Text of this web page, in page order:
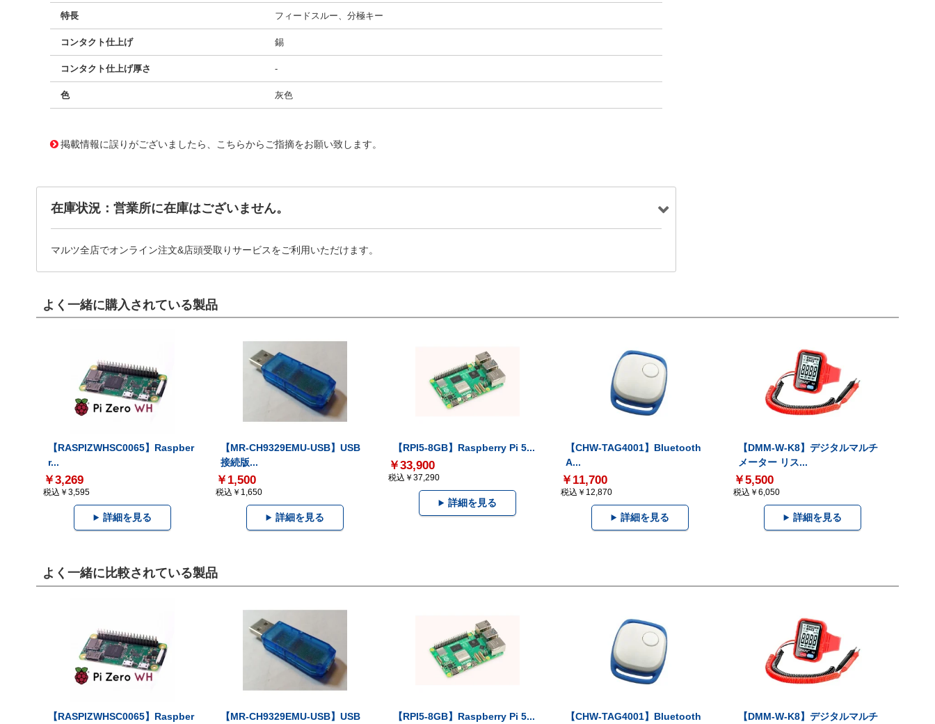
特長 フィードスルー、分極キー
コンタクト仕上げ 錫
コンタクト仕上げ厚さ -
色 灰色
掲載情報に誤りがございましたら、こちらからご指摘をお願い致します。
在庫状況：営業所に在庫はございません。
マルツ全店でオンライン注文&店頭受取りサービスをご利用いただけます。
よく一緒に購入されている製品
【RASPIZWHSC0065】Raspber
r...
￥3,269
税込￥3,595
詳細を見る
【MR-CH9329EMU-USB】USB
接続版...
￥1,500
税込￥1,650
詳細を見る
【RPI5-8GB】Raspberry Pi 5...
￥33,900
税込￥37,290
詳細を見る
【CHW-TAG4001】Bluetooth
A...
￥11,700
税込￥12,870
詳細を見る
【DMM-W-K8】デジタルマルチ
メーター リス...
￥5,500
税込￥6,050
詳細を見る
よく一緒に比較されている製品
【RASPIZWHSC0065】Raspber
【MR-CH9329EMU-USB】USB
【RPI5-8GB】Raspberry Pi 5...
【CHW-TAG4001】Bluetooth
【DMM-W-K8】デジタルマルチ